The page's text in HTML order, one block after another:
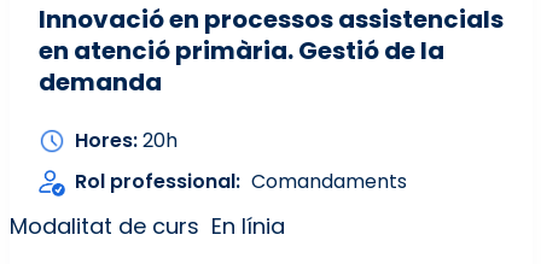
Innovació en processos assistencials
en atenció primària. Gestió de la
demanda
Hores 20h
Rol professional Comandaments
Modalitat de curs En línia